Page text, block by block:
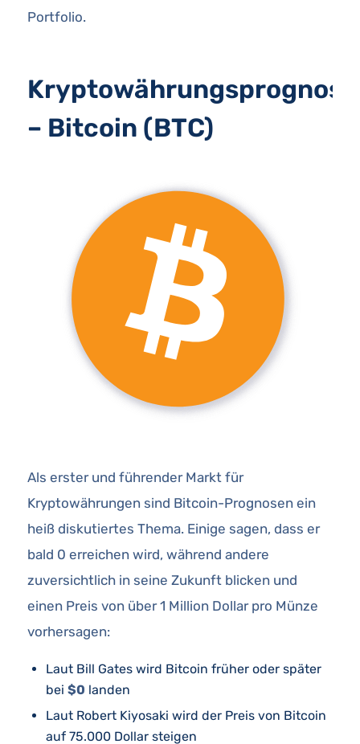
Portfolio.
– Bitcoin (BTC)
Als erster und führender Markt für
Kryptowährungen sind Bitcoin-Prognosen ein
heiß diskutiertes Thema. Einige sagen, dass er
bald 0 erreichen wird, während andere
zuversichtlich in seine Zukunft blicken und
einen Preis von über 1 Million Dollar pro Münze
vorhersagen:
Laut Bill Gates wird Bitcoin früher oder später
bei $0 landen
Laut Robert Kiyosaki wird der Preis von Bitcoin
auf 75.000 Dollar steigen